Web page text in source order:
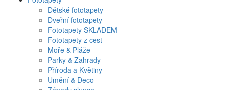
Dětské fototapety
Dveřní fototapety
Fototapety SKLADEM
Fototapety z cest
Moře & Pláže
Parky & Zahrady
Příroda a Květiny
Umění & Deco